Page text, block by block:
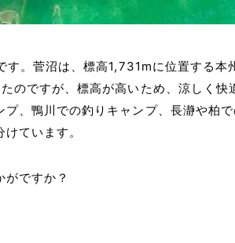
。菅沼は、標高1,731mに位置する本
のですが、標高が高いため、涼しく快
、鴨川での釣りキャンプ、長瀞や柏
ています。
ですか？